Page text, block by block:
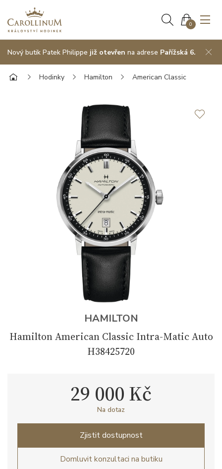
0
Nový butik Patek Philippe již otevřen na adrese Pařížská 6.
Hodinky Hamilton American Classic
HAMILTON
Hamilton American Classic Intra-Matic Auto
H38425720
29 000 Kč
Na dotaz
Zjistit dostupnost
Domluvit konzultaci na butiku